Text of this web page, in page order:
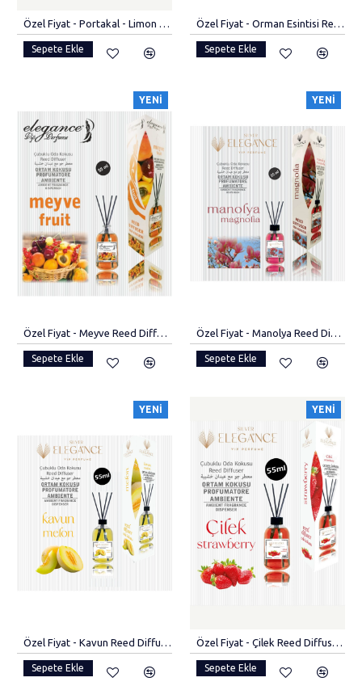
Özel Fiyat - Portakal - Limon Reed Diffuser Bambu Çubuklu Oda Kokusu (55 ML)
Sepete Ekle
Özel Fiyat - Orman Esintisi Reed Diffuser Bambu Çubuklu Oda Kokusu (55 ML)
Sepete Ekle
YENI
Özel Fiyat - Meyve Reed Diffuser Bambu Çubuklu Oda Kokusu (55 ML)
Sepete Ekle
YENI
Özel Fiyat - Manolya Reed Diffuser Bambu Çubuklu Oda Kokusu (55 ML)
Sepete Ekle
YENI
Özel Fiyat - Kavun Reed Diffuser Bambu Çubuklu Oda Kokusu (55 ML)
Sepete Ekle
YENI
Özel Fiyat - Çilek Reed Diffuser Bambu Çubuklu Oda Kokusu (55 ML)
Sepete Ekle